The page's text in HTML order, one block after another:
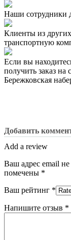
Наши сотрудники
Клиенты из
транспортную
Если вы
получить заказ
Бережковская
Добавить
Add a review
Ваш адрес email не
помечены *
Ваш рейтинг *
Напишите отзыв *